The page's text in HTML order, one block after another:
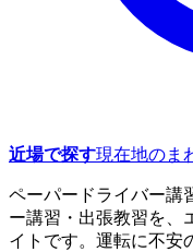
近場で探す現在地のま
ペーパードライバー講
ー講習・出張教習を、
イトです。運転に不安